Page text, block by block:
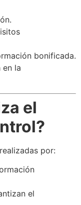
bonificada.
la
el
por:
el